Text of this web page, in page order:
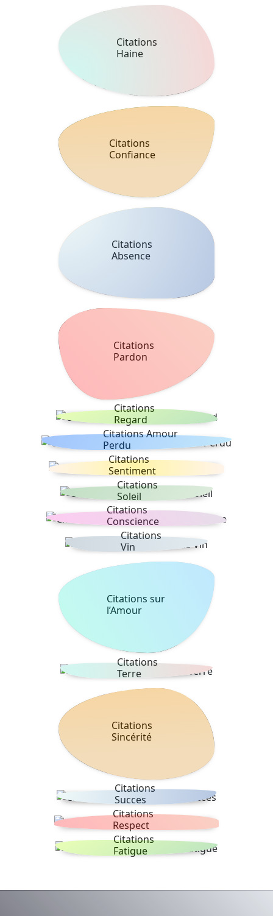
Citations
Haine
Citations
Confiance
Citations
Absence
Citations
Pardon
Citations
Regard
Citations Amour
Perdu
Citations
Sentiment
Citations
Soleil
Citations
Conscience
Citations
Vin
Citations sur
l’Amour
Citations
Terre
Citations
Sincérité
Citations
Succes
Citations
Respect
Citations
Fatigue